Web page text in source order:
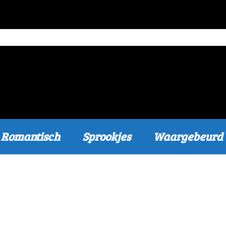
Romantisch Sprookjes Waargebeurd